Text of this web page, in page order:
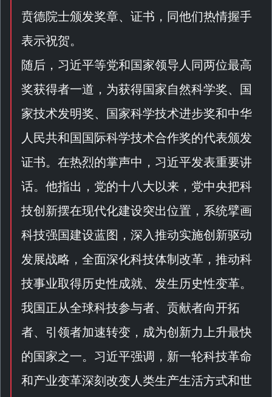
贲德院士颁发奖章、证书，同他们热情握手
表示祝贺。
随后，习近平等党和国家领导人同两位最高
奖获得者一道，为获得国家自然科学奖、国
家技术发明奖、国家科学技术进步奖和中华
人民共和国国际科学技术合作奖的代表颁发
证书。在热烈的掌声中，习近平发表重要讲
话。他指出，党的十八大以来，党中央把科
技创新摆在现代化建设突出位置，系统擘画
科技强国建设蓝图，深入推动实施创新驱动
发展战略，全面深化科技体制改革，推动科
技事业取得历史性成就、发生历史性变革。
我国正从全球科技参与者、贡献者向开拓
者、引领者加速转变，成为创新力上升最快
的国家之一。习近平强调，新一轮科技革命
和产业变革深刻改变人类生产生活方式和世